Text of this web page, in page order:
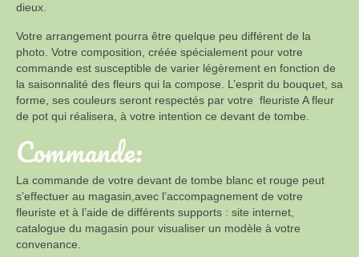
dieux.
Votre arrangement pourra être quelque peu différent de la
photo. Votre composition, créée spécialement pour votre
commande est susceptible de varier légèrement en fonction de
la saisonnalité des fleurs qui la compose. L’esprit du bouquet, sa
forme, ses couleurs seront respectés par votre fleuriste A fleur
de pot qui réalisera, à votre intention ce devant de tombe.
Commande:
La commande de votre devant de tombe blanc et rouge peut
s’effectuer au magasin,avec l’accompagnement de votre
fleuriste et à l’aide de différents supports : site internet,
catalogue du magasin pour visualiser un modèle à votre
convenance.